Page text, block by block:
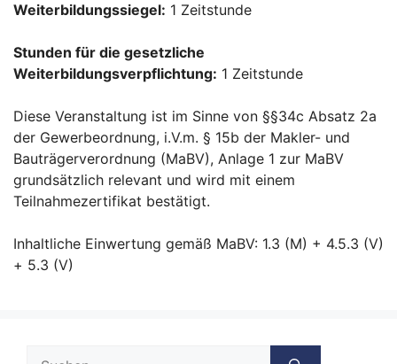
Weiterbildungssiegel: 1 Zeitstunde
Stunden für die gesetzliche
Weiterbildungsverpflichtung: 1 Zeitstunde
Diese Veranstaltung ist im Sinne von §§34c Absatz 2a
der Gewerbeordnung, i.V.m. § 15b der Makler- und
Bauträgerverordnung (MaBV), Anlage 1 zur MaBV
grundsätzlich relevant und wird mit einem
Teilnahmezertifikat bestätigt.
Inhaltliche Einwertung gemäß MaBV: 1.3 (M) + 4.5.3 (V)
+ 5.3 (V)